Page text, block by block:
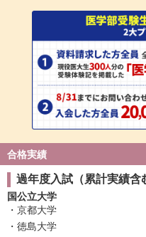
合格実績
過年度入試（累計実績
国公立大学
京都大学
徳島大学